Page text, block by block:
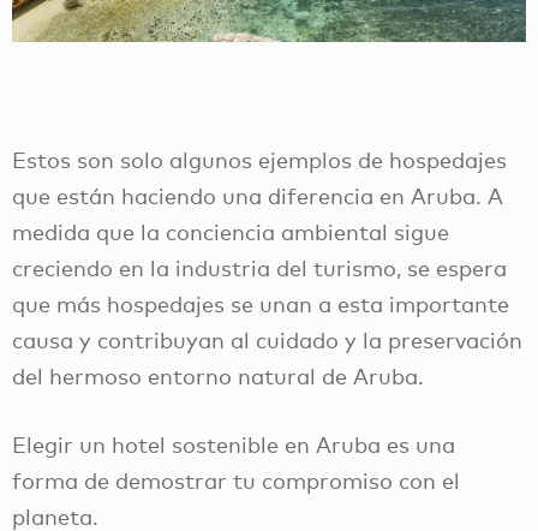
Estos son solo algunos ejemplos de hospedajes
que están haciendo una diferencia en Aruba. A
medida que la conciencia ambiental sigue
creciendo en la industria del turismo, se espera
que más hospedajes se unan a esta importante
causa y contribuyan al cuidado y la preservación
del hermoso entorno natural de Aruba.
Elegir un hotel sostenible en Aruba es una
forma de demostrar tu compromiso con el
planeta.